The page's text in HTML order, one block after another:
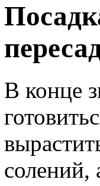
В конце
солений,